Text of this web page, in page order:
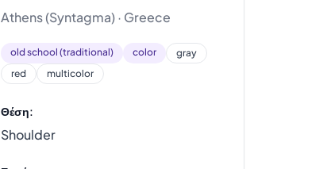
Athens (Syntagma) · Greece
old school (traditional) color
gray
red
multicolor
Θέση:
Shoulder